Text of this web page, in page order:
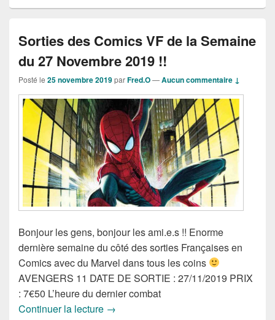
Sorties des Comics VF de la Semaine
du 27 Novembre 2019 !!
Posté le 25 novembre 2019parFred.O—Aucun commentaire ↓
Bonjour les gens, bonjour les ami.e.s !! Enorme
dernière semaine du côté des sorties Françaises en
Comics avec du Marvel dans tous les coins
AVENGERS 11 DATE DE SORTIE : 27/11/2019 PRIX
: 7€50 L’heure du dernier combat
Continuer la lecture Sorties des Comics VF de la
→